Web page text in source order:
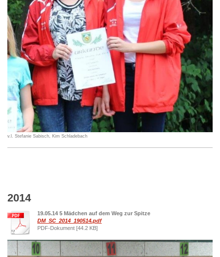
v.l. Stefanie Sabisch, Kim Schladebach
2014
19.05.14 5 Mädchen auf dem Weg zur Spitze
DM_SC_2014_190514.pdf
PDF-Dokument [44.2 KB]